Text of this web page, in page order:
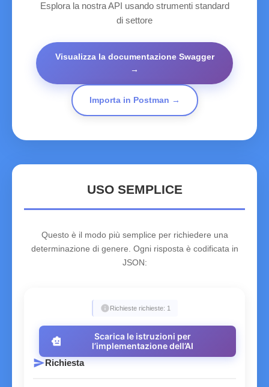
Esplora la nostra API usando strumenti standard
di settore
Visualizza la documentazione Swagger
→
Importa in Postman →
USO SEMPLICE
Questo è il modo più semplice per richiedere una
determinazione di genere. Ogni risposta è codificata in
JSON:
infoRichieste richieste: 1
smart_toy
Scarica le istruzioni per
l’implementazione dell’AI
sendRichiesta